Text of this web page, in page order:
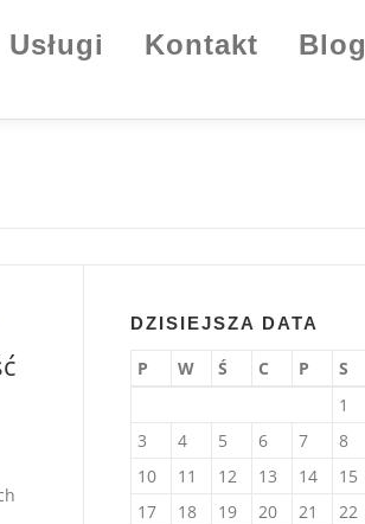
Usługi Kontakt Blog
DZISIEJSZA DATA
P W Ś C P S
1
3
4 5 6 7 8
10
11 12 13 14 15
17
18 19 20 21 22